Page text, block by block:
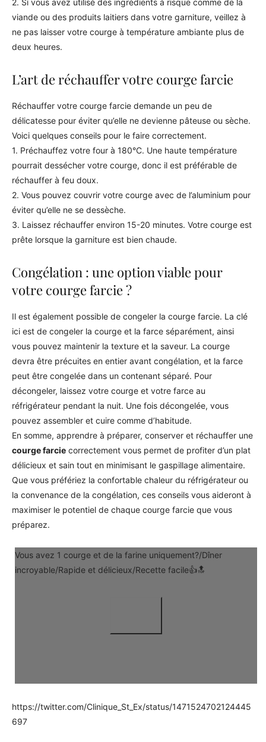
viande ou des produits laitiers dans votre garniture, veillez à
ne pas laisser votre courge à température ambiante plus de
deux heures.
L’art de réchauffer votre courge farcie
Réchauffer votre courge farcie demande un peu de
délicatesse pour éviter qu’elle ne devienne pâteuse ou sèche.
Voici quelques conseils pour le faire correctement.
1. Préchauffez votre four à 180°C. Une haute température
pourrait dessécher votre courge, donc il est préférable de
réchauffer à feu doux.
2. Vous pouvez couvrir votre courge avec de l’aluminium pour
éviter qu’elle ne se dessèche.
3. Laissez réchauffer environ 15-20 minutes. Votre courge est
prête lorsque la garniture est bien chaude.
Congélation : une option viable pour
votre courge farcie ?
Il est également possible de congeler la courge farcie. La clé
ici est de congeler la courge et la farce séparément, ainsi
vous pouvez maintenir la texture et la saveur. La courge
devra être précuites en entier avant congélation, et la farce
peut être congelée dans un contenant séparé. Pour
décongeler, laissez votre courge et votre farce au
réfrigérateur pendant la nuit. Une fois décongelée, vous
pouvez assembler et cuire comme d’habitude.
En somme, apprendre à préparer, conserver et réchauffer une
courge farcie correctement vous permet de profiter d’un plat
délicieux et sain tout en minimisant le gaspillage alimentaire.
Que vous préfériez la confortable chaleur du réfrigérateur ou
la convenance de la congélation, ces conseils vous aideront à
maximiser le potentiel de chaque courge farcie que vous
préparez.
Vous avez 1 courge et de la farine uniquement?/Dîner
incroyable/Rapide et délicieux/Recette facile👍🔝
https://twitter.com/Clinique_St_Ex/status/1471524702124445
697